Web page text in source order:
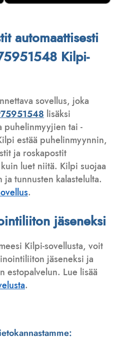
automaattisesti
Kilpi-
sovellus, joka
lisäksi
puhelinmyyjien tai -
estää puhelinmyynnin,
ja roskapostit
luet niitä. Kilpi suojaa
tunnusten kalastelulta.
.
jäseneksi
Kilpi-sovellusta, voit
jäseneksi ja
estopalvelun. Lue lisää
.